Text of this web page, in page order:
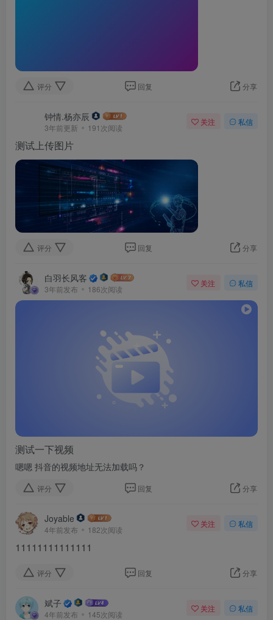
评分 回复 分享
钟情.杨亦辰
3年前更新 191次阅读
关注 私信
测试上传图片
评分 回复 分享
白羽长风客
3年前发布 186次阅读
关注 私信
测试一下视频
嗯嗯 抖音的视频地址无法加载吗？
评分 回复 分享
Joyable
4年前发布 182次阅读
关注 私信
11111111111111
评分 回复 分享
斌子
4年前发布 145次阅读
关注 私信